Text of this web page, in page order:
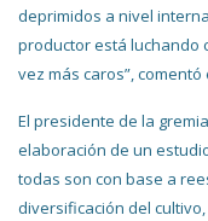
deprimidos a nivel
productor está luchando
vez más caros”,
El presidente de la
elaboración de un
todas son con base a
diversificación del